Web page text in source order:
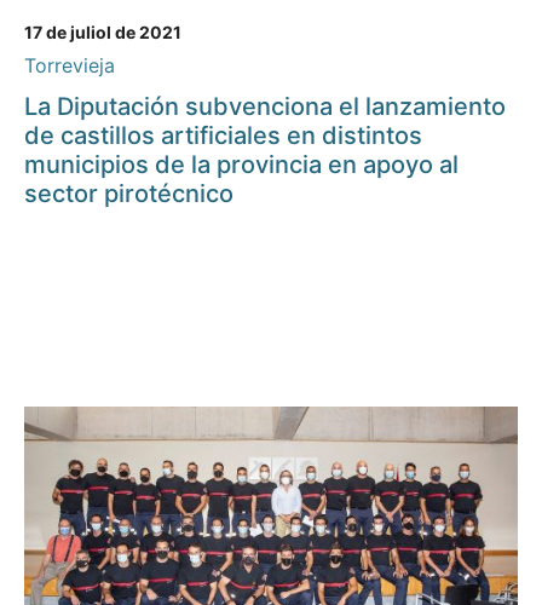
17 de juliol de 2021
Torrevieja
La Diputación subvenciona el lanzamiento
de castillos artificiales en distintos
municipios de la provincia en apoyo al
sector pirotécnico